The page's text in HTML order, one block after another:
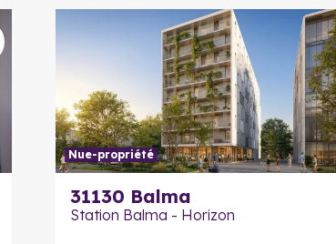
Nue-propriété
31130 Balma
Station Balma - Horizon